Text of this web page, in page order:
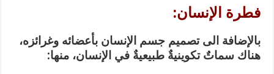
فطرة الإنسان:
بالإضافة الى تصميم جسم الإنسان بأعضائه وغرائزه،
هناك سماتٌ تكوينيةٌ طبيعيةٌ في الإنسان، منها: